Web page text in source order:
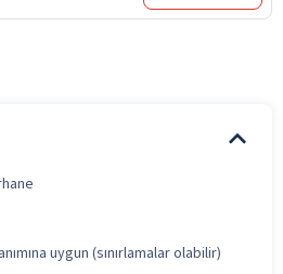
uygun (sınırlamalar olabilir)